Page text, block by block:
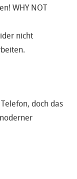
WHY NOT
nicht
doch das